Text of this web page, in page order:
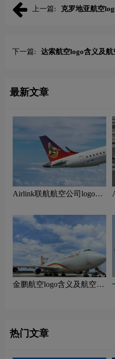
上一篇: 克罗地亚航空
下一篇: 达索航空logo含义及
最新文章
Airlink联航航空公司logo含
‌金鹏航空logo含义及航空品
热门文章